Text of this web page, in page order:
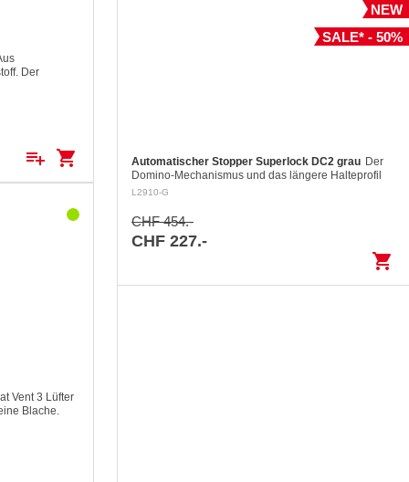
Der
playlist_add shopping_cart
Vent 3 Lüfter
Blache.
NEW
SALE* - 50%
Automatischer Stopper Superlock DC2 grau Der
Domino-Mechanismus und das längere Halteprofil
fixieren die Leine unter Last, ohne das Tauwerk
L2910-G
CHF 454.-
CHF 227.-
shopping_cart